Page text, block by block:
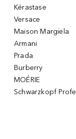
Kérastase
Versace
Maison Margiela
Armani
Prada
Burberry
MOÉRIE
Schwarzkopf